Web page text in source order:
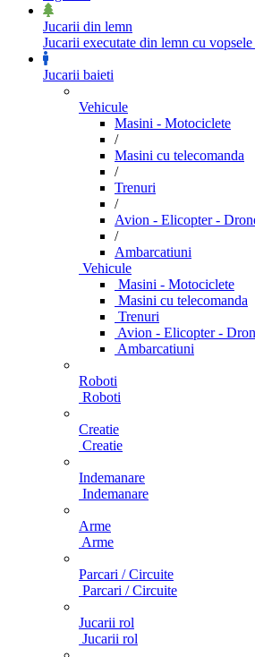
Jucarii din lemn
Jucarii executate din lemn cu
Jucarii baieti
Vehicule
Masini - Motociclete
/
Masini cu telecomanda
/
Trenuri
/
Avion - Elicopter -
/
Ambarcatiuni
Vehicule
Masini - Motociclete
Masini cu telecomanda
Trenuri
Avion - Elicopter -
Ambarcatiuni
Roboti
Roboti
Creatie
Creatie
Indemanare
Indemanare
Arme
Arme
Parcari / Circuite
Parcari / Circuite
Jucarii rol
Jucarii rol